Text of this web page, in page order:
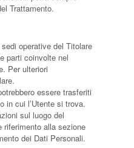
Trattamento.
operative del Titolare
parti coinvolte nel
Per ulteriori
essere trasferiti
in cui l’Utente si trova.
sul luogo del
riferimento alla sezione
dei Dati Personali.